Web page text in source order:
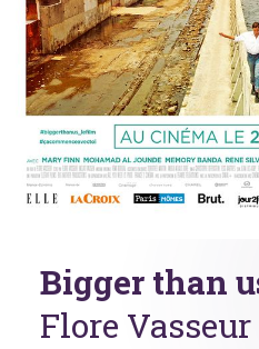
Bigger than
Flore Vasseur